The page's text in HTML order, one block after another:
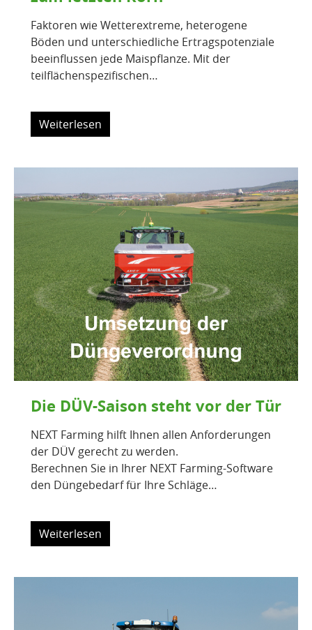
Faktoren wie Wetterextreme, heterogene
Böden und unterschiedliche Ertragspotenziale
beeinflussen jede Maispflanze. Mit der
teilflächenspezifischen…
Weiterlesen
Die DÜV-Saison steht vor der Tür
NEXT Farming hilft Ihnen allen Anforderungen
der DÜV gerecht zu werden.
Berechnen Sie in Ihrer NEXT Farming-Software
den Düngebedarf für Ihre Schläge…
Weiterlesen